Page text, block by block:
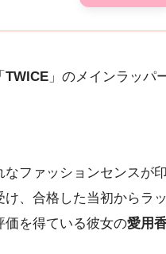
TWICE 」のメインラッパ
ファッションセンスが
け、合格した当初からラ
価を得ている彼女の愛用